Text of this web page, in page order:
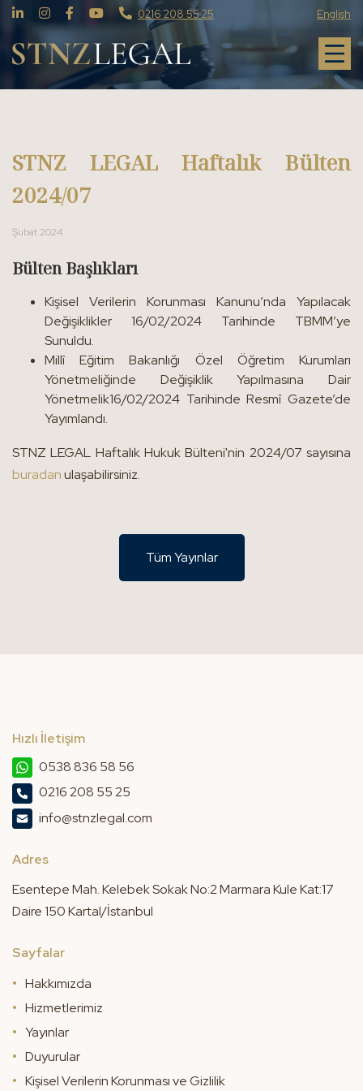
0216 208 55 25 English
STNZ LEGAL Haftalık Bülten
2024/07
Şubat 2024
Bülten Başlıkları
Kişisel Verilerin Korunması Kanunu’nda Yapılacak
Değişiklikler 16/02/2024 Tarihinde TBMM’ye
Sunuldu.
Millî Eğitim Bakanlığı Özel Öğretim Kurumları
Yönetmeliğinde Değişiklik Yapılmasına Dair
Yönetmelik16/02/2024 Tarihinde Resmî Gazete’de
Yayımlandı.
STNZ LEGAL Haftalık Hukuk Bülteni'nin 2024/07 sayısına
buradanulaşabilirsiniz.
Tüm Yayınlar
Hızlı İletişim
0538 836 58 56
0216 208 55 25
info@stnzlegal.com
Adres
Esentepe Mah. Kelebek Sokak No:2 Marmara Kule Kat:17
Daire 150 Kartal/İstanbul
Sayfalar
Hakkımızda
Hizmetlerimiz
Yayınlar
Duyurular
Kişisel Verilerin Korunması ve Gizlilik